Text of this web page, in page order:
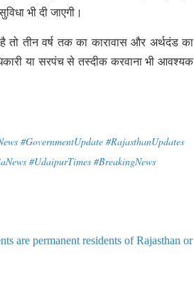
भी दी जाएगी।
तीन वर्ष तक का कारावास और अर्थदंड का
या सरपंच से तस्दीक करवाना भी आवश्यक
#GovernmentUpdate #RajasthanUpdates
#UdaipurTimes #BreakingNews
are permanent residents of Rajasthan or